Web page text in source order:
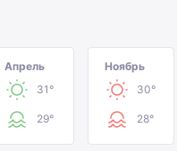
Апрель
31°
29°
Ноябрь
30°
28°